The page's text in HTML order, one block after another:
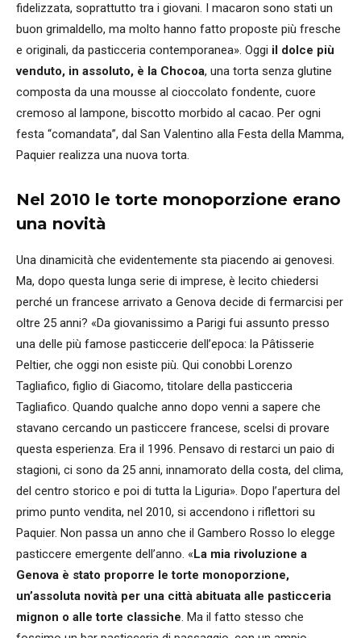
fidelizzata, soprattutto tra i giovani. I macaron sono stati un
buon grimaldello, ma molto hanno fatto proposte più fresche
e originali, da pasticceria contemporanea». Oggi il dolce più
venduto, in assoluto, è la Chocoa, una torta senza glutine
composta da una mousse al cioccolato fondente, cuore
cremoso al lampone, biscotto morbido al cacao. Per ogni
festa “comandata”, dal San Valentino alla Festa della Mamma,
Paquier realizza una nuova torta.
Nel 2010 le torte monoporzione erano
una novità
Una dinamicità che evidentemente sta piacendo ai genovesi.
Ma, dopo questa lunga serie di imprese, è lecito chiedersi
perché un francese arrivato a Genova decide di fermarcisi per
oltre 25 anni? «Da giovanissimo a Parigi fui assunto presso
una delle più famose pasticcerie dell’epoca: la Pâtisserie
Peltier, che oggi non esiste più. Qui conobbi Lorenzo
Tagliafico, figlio di Giacomo, titolare della pasticceria
Tagliafico. Quando qualche anno dopo venni a sapere che
stavano cercando un pasticcere francese, scelsi di provare
questa esperienza. Era il 1996. Pensavo di restarci un paio di
stagioni, ci sono da 25 anni, innamorato della costa, del clima,
del centro storico e poi di tutta la Liguria». Dopo l’apertura del
primo punto vendita, nel 2010, si accendono i riflettori su
Paquier. Non passa un anno che il Gambero Rosso lo elegge
pasticcere emergente dell’anno. « La mia rivoluzione a
Genova è stato proporre le torte monoporzione,
un’assoluta novità per una città abituata alle pasticceria
mignon o alle torte classiche. Ma il fatto stesso che